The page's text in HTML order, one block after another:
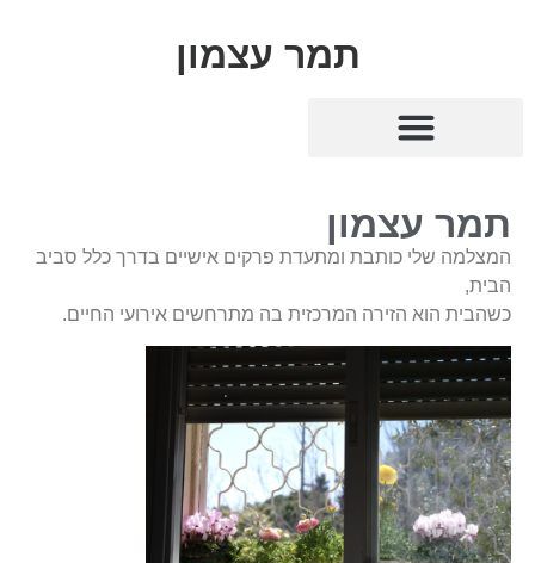
תמר עצמון
תמר עצמון
המצלמה שלי כותבת ומתעדת פרקים אישיים בדרך כלל סביב
הבית,
כשהבית הוא הזירה המרכזית בה מתרחשים אירועי החיים.